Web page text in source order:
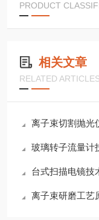
PRODUCT
相关文章
RELATED
离子束切割抛光
玻璃转子流量计
台式扫描电镜技
离子束研磨工艺